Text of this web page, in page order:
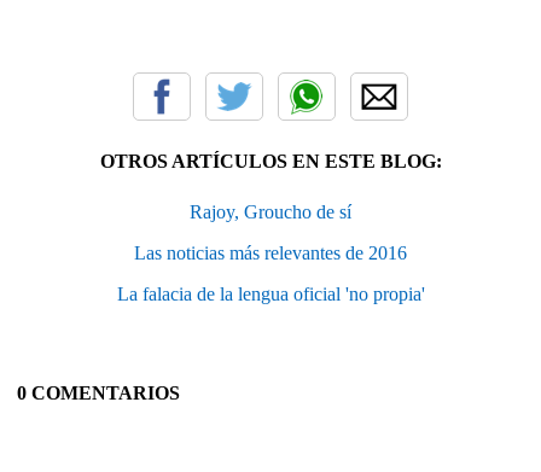
OTROS ARTÍCULOS EN ESTE BLOG:
Rajoy, Groucho de sí
Las noticias más relevantes de 2016
La falacia de la lengua oficial 'no propia'
0 COMENTARIOS